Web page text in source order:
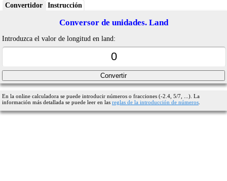
Convertidor Instrucción
Conversor de unidades. Land
Introduzca el valor de longitud en land:
En la online calculadora se puede introducir números o fracciones (-2.4, 5/7, ...). La
información más detallada se puede leer en las reglas de la introducción de números